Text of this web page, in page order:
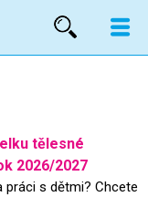
tělesné
2026/2027
práci s dětmi? Chcete